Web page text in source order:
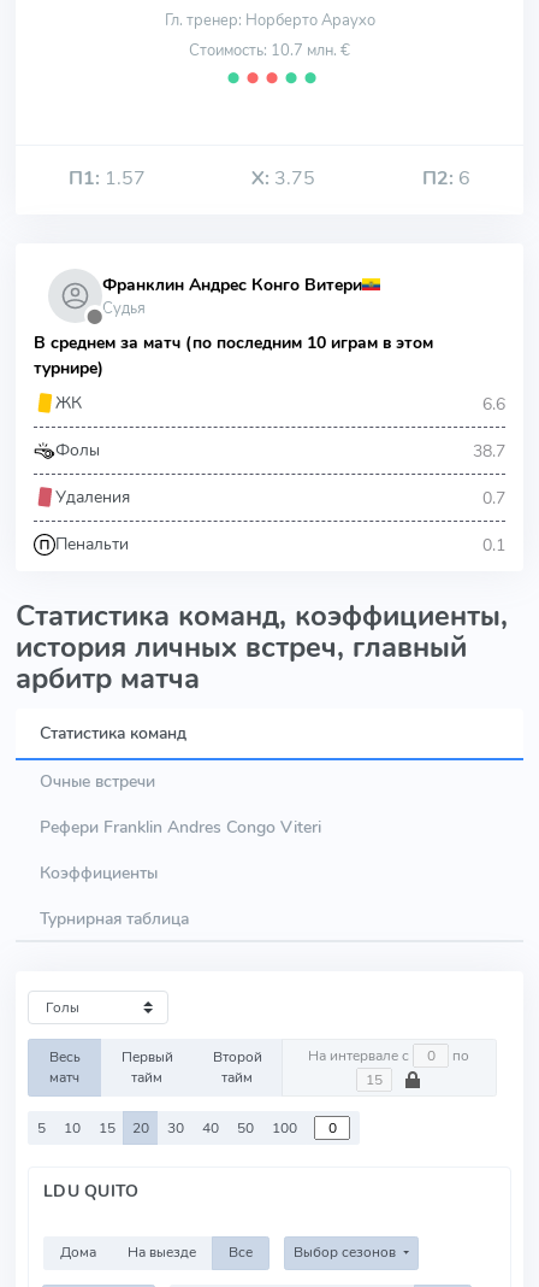
Гл. тренер: Норберто Араухо
Стоимость: 10.7 млн. €
⬤ ⬤ ⬤ ⬤ ⬤
П1: 1.57 Х: 3.75 П2: 6
⬤
Франклин Андрес Конго Витери
Судья
В среднем за матч (по последним 10 играм в этом
турнире)
ЖК
6.6
Фолы 38.7
Удаления 0.7
Пенальти 0.1
Статистика команд, коэффициенты,
история личных встреч, главный
арбитр матча
Статистика команд
Очные встречи
Рефери Franklin Andres Congo Viteri
Коэффициенты
Турнирная таблица
Весь
матч
Первый
тайм
Второй
тайм
На интервале с по
5 10 15 20 30 40 50 100
LDU QUITO
Дома На выезде Все Выбор сезонов